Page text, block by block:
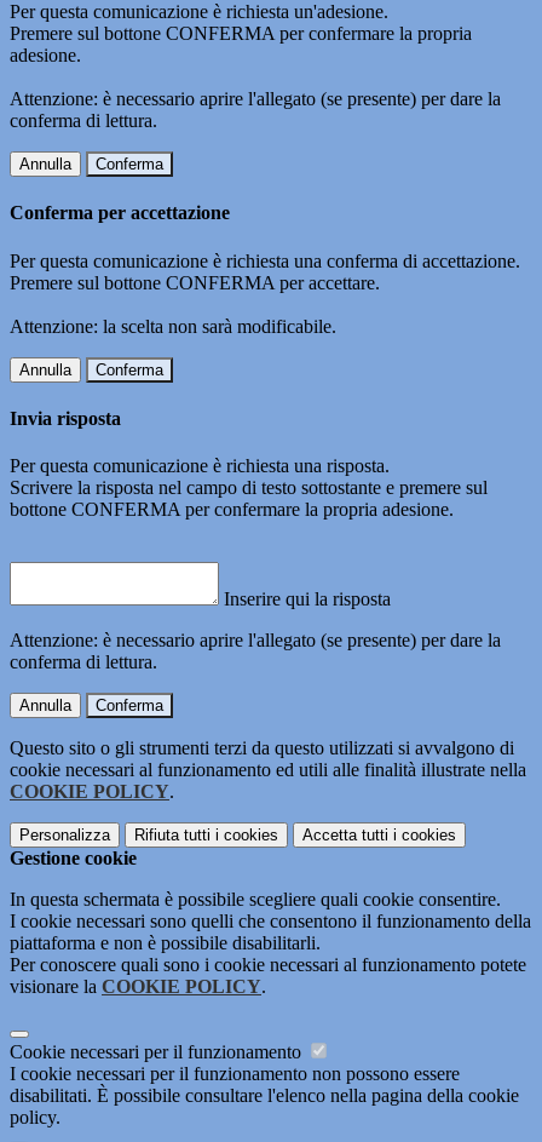
Per questa comunicazione è richiesta un'adesione.
Premere sul bottone CONFERMA per confermare la propria
adesione.
Attenzione: è necessario aprire l'allegato (se presente) per dare la
conferma di lettura.
Annulla Conferma
Conferma per accettazione
Per questa comunicazione è richiesta una conferma di accettazione.
Premere sul bottone CONFERMA per accettare.
Attenzione: la scelta non sarà modificabile.
Annulla Conferma
Invia risposta
Per questa comunicazione è richiesta una risposta.
Scrivere la risposta nel campo di testo sottostante e premere sul
bottone CONFERMA per confermare la propria adesione.
Inserire qui la risposta
Attenzione: è necessario aprire l'allegato (se presente) per dare la
conferma di lettura.
Annulla Conferma
Questo sito o gli strumenti terzi da questo utilizzati si avvalgono di
cookie necessari al funzionamento ed utili alle finalità illustrate nella
COOKIE POLICY.
Personalizza Rifiuta tutti i cookies Accetta tutti i cookies
Gestione cookie
In questa schermata è possibile scegliere quali cookie consentire.
I cookie necessari sono quelli che consentono il funzionamento della
piattaforma e non è possibile disabilitarli.
Per conoscere quali sono i cookie necessari al funzionamento potete
visionare la COOKIE POLICY.
Cookie necessari per il funzionamento
I cookie necessari per il funzionamento non possono essere
disabilitati. È possibile consultare l'elenco nella pagina della cookie
policy.